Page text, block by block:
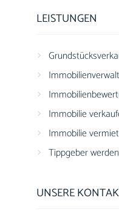
LEISTUNGEN
Immobilie
Immobilie
Tippgeber
UNSERE